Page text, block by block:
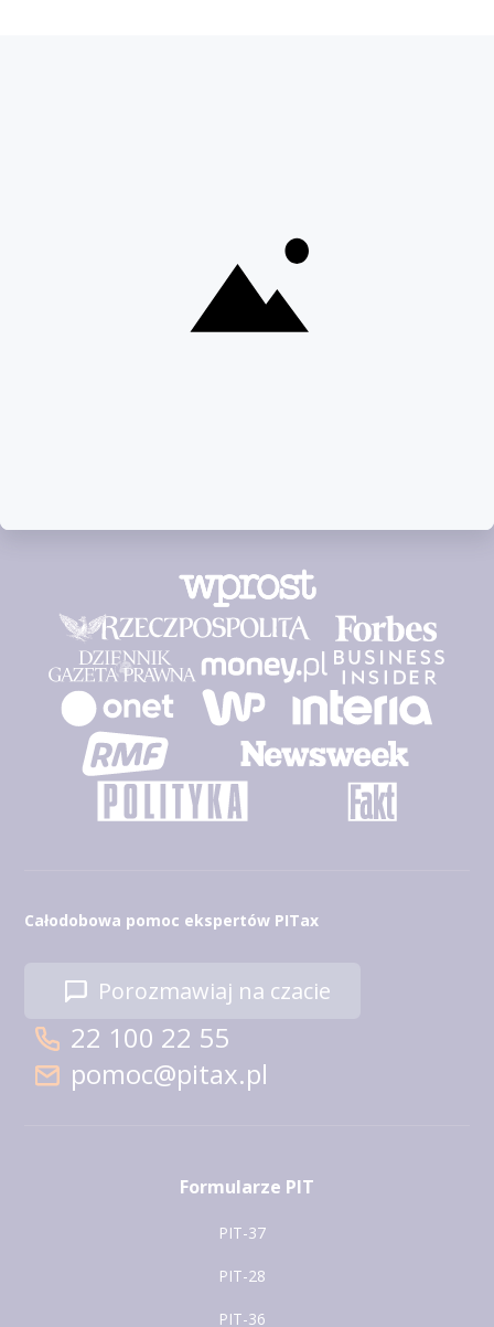
Całodobowa pomoc ekspertów PITax
Porozmawiaj na czacie
22 100 22 55
pomoc@pitax.pl
Formularze PIT
PIT-37
PIT-28
PIT-36